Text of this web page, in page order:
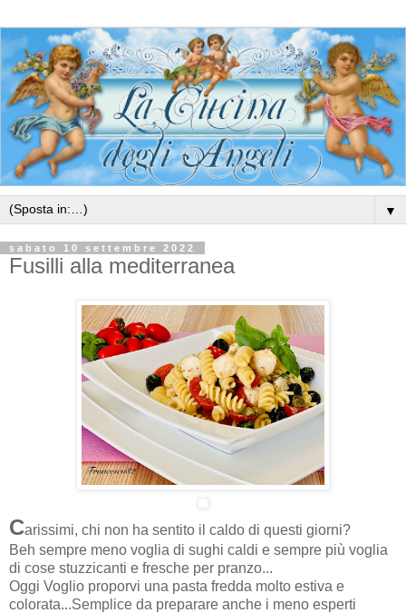
▼
sabato 10 settembre 2022
Fusilli alla mediterranea
Carissimi, chi non ha sentito il caldo di questi giorni?
Beh sempre meno voglia di sughi caldi e sempre più voglia
di cose stuzzicanti e fresche per pranzo...
Oggi Voglio proporvi una pasta fredda molto estiva e
colorata...Semplice da preparare anche i meno esperti